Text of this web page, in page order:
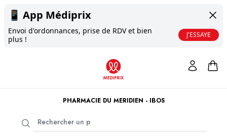
📱 App Médiprix
Envoi d'ordonnances, prise de RDV et bien
plus !
J'ESSAYE
PHARMACIE DU MERIDIEN - IBOS